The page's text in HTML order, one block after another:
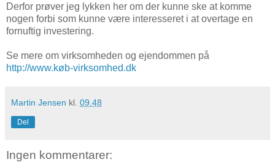
Derfor prøver jeg lykken her om der kunne ske at komme
nogen forbi som kunne være interesseret i at overtage en
fornuftig investering.
Se mere om virksomheden og ejendommen på
http://www.køb-virksomhed.dk
Martin Jensen kl. 09.48
Del
Ingen kommentarer: